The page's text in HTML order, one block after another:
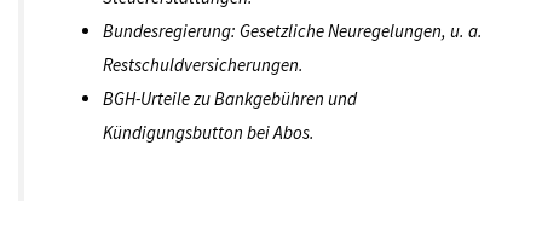
Bundesregierung: Gesetzliche Neuregelungen, u. a.
Restschuldversicherungen.
BGH-Urteile zu Bankgebühren und
Kündigungsbutton bei Abos.